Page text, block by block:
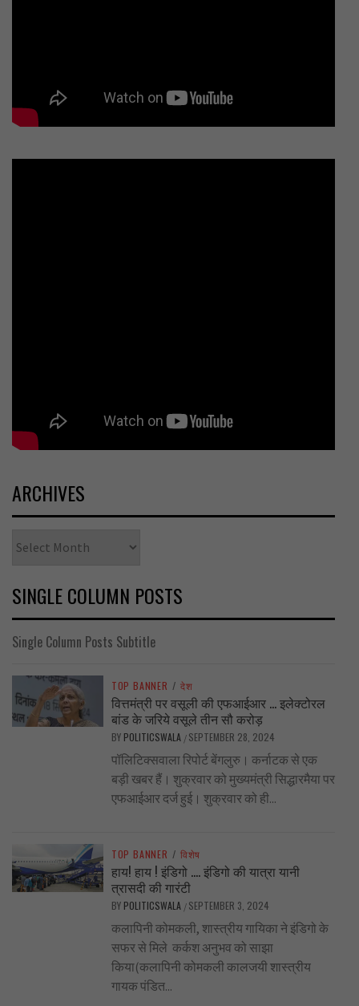
ARCHIVES
SINGLE COLUMN POSTS
Single Column Posts Subtitle
TOP BANNER / देश
वित्तमंत्री पर वसूली की एफआईआर … इलेक्टोरल
बांड के जरिये वसूले तीन सौ करोड़
BY POLITICSWALA / SEPTEMBER 28, 2024
पॉलिटिक्सवाला रिपोर्ट बेंगलुरु। कर्नाटक से एक
बड़ी खबर हैं। शुक्रवार को मुख्यमंत्री सिद्धारमैया पर
एफआईआर दर्ज हुई। शुक्रवार को ही...
TOP BANNER / विशेष
हाय! हाय ! इंडिगो …. इंडिगो की यात्रा यानी
त्रासदी की गारंटी
BY POLITICSWALA / SEPTEMBER 3, 2024
कलापिनी कोमकली, शास्त्रीय गायिका ने इंडिगो के
सफर से मिले कर्कश अनुभव को साझा
किया(कलापिनी कोमकली कालजयी शास्त्रीय
गायक पंडित...